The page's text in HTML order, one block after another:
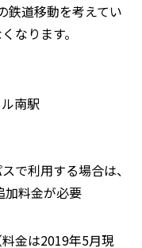
鉄道移動を考えてい
なります。
南駅
で利用する場合は、
加料金が必要
金は2019年5月現